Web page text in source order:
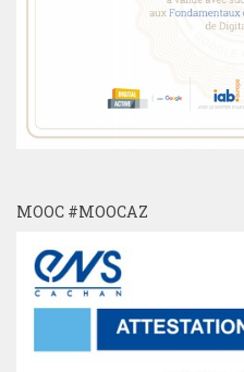
MOOC #MOOCAZ